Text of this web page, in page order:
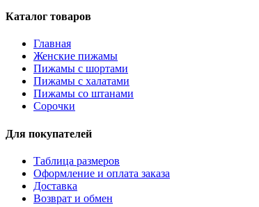
Каталог товаров
Главная
Женские пижамы
Пижамы с шортами
Пижамы с халатами
Пижамы со штанами
Сорочки
Для покупателей
Таблица размеров
Оформление и оплата заказа
Доставка
Возврат и обмен